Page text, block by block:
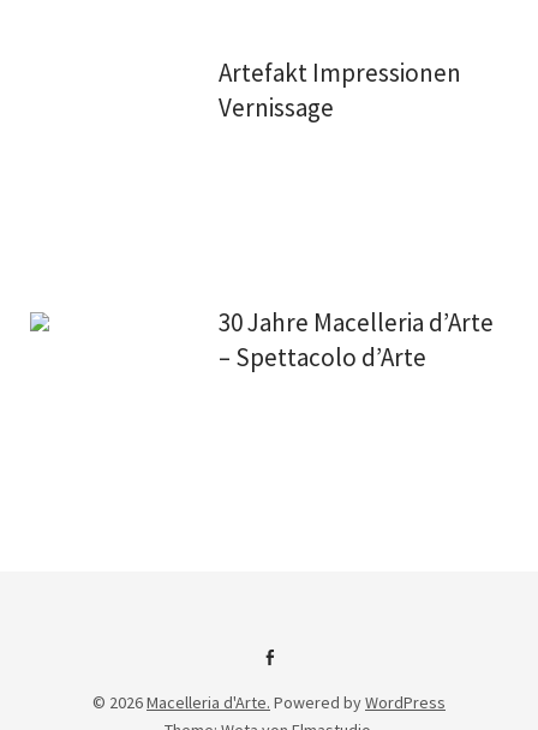
Artefakt Impressionen
Vernissage
30 Jahre Macelleria d’Arte
– Spettacolo d’Arte
Facebook
© 2026Macelleria d'Arte. Powered byWordPress